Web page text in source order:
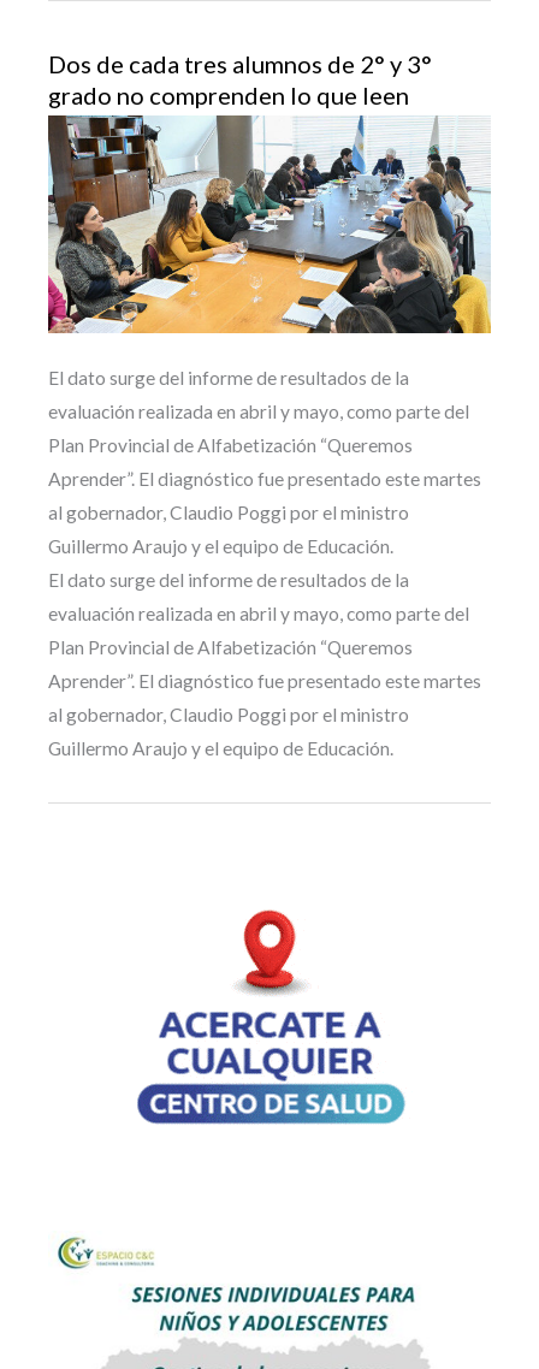
Dos de cada tres alumnos de 2° y 3°
grado no comprenden lo que leen
El dato surge del informe de resultados de la
evaluación realizada en abril y mayo, como parte del
Plan Provincial de Alfabetización “Queremos
Aprender”. El diagnóstico fue presentado este martes
al gobernador, Claudio Poggi por el ministro
Guillermo Araujo y el equipo de Educación.
El dato surge del informe de resultados de la
evaluación realizada en abril y mayo, como parte del
Plan Provincial de Alfabetización “Queremos
Aprender”. El diagnóstico fue presentado este martes
al gobernador, Claudio Poggi por el ministro
Guillermo Araujo y el equipo de Educación.